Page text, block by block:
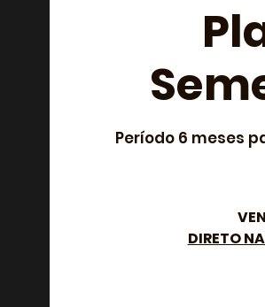
Período 6 meses
DIRETO